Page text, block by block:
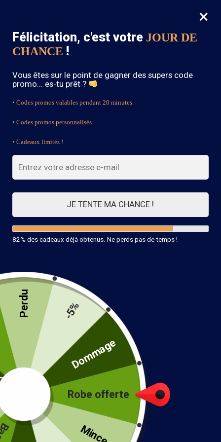
0
SOLDES : -15% sur toute la boutique avec le code « BOHEME15 »
×
Félicitation, c'est votre JOUR DE
CHANCE !
Vous êtes sur le point de gagner des supers code
promo... es-tu prêt ?
• Codes promos valables pendant 20 minutes.
• Codes promos personnalisés.
• Cadeaux limités !
JE TENTE MA CHANCE !
82% des cadeaux déjà obtenus. Ne perds pas de temps !
Robe offerte
Perdu -5%
Dommage